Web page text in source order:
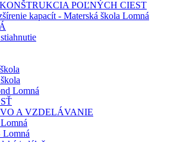
POĽNÝCH CIEST
kapacít - Materská škola Lomná
Lomná
A VZDELÁVANIE
Lomná